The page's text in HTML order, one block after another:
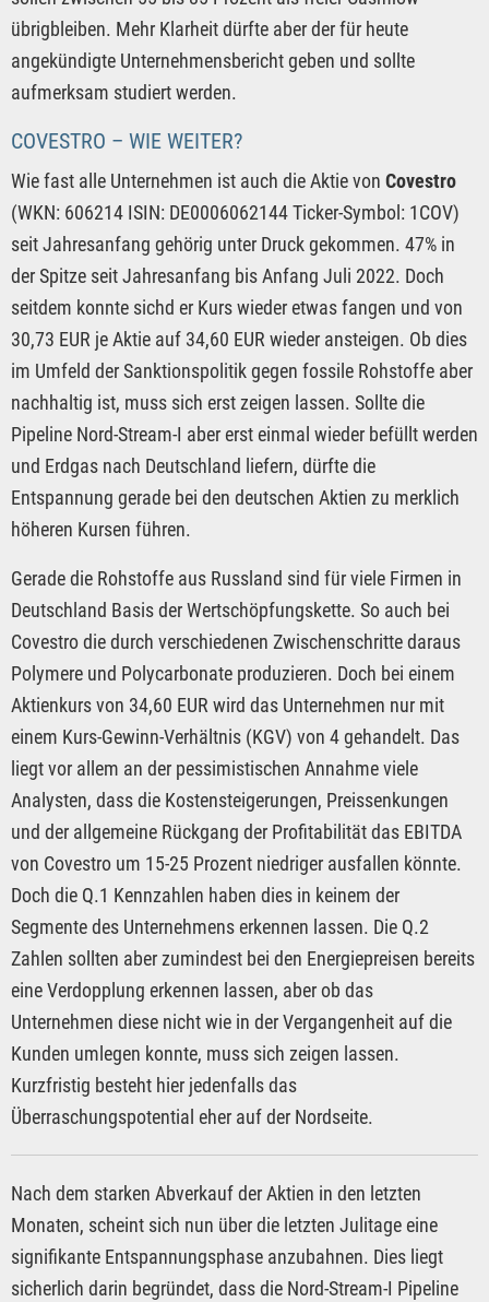
übrigbleiben. Mehr Klarheit dürfte aber der für heute
angekündigte Unternehmensbericht geben und sollte
aufmerksam studiert werden.
COVESTRO – WIE WEITER?
Wie fast alle Unternehmen ist auch die Aktie von Covestro
(WKN: 606214 ISIN: DE0006062144 Ticker-Symbol: 1COV)
seit Jahresanfang gehörig unter Druck gekommen. 47% in
der Spitze seit Jahresanfang bis Anfang Juli 2022. Doch
seitdem konnte sichd er Kurs wieder etwas fangen und von
30,73 EUR je Aktie auf 34,60 EUR wieder ansteigen. Ob dies
im Umfeld der Sanktionspolitik gegen fossile Rohstoffe aber
nachhaltig ist, muss sich erst zeigen lassen. Sollte die
Pipeline Nord-Stream-I aber erst einmal wieder befüllt werden
und Erdgas nach Deutschland liefern, dürfte die
Entspannung gerade bei den deutschen Aktien zu merklich
höheren Kursen führen.
Gerade die Rohstoffe aus Russland sind für viele Firmen in
Deutschland Basis der Wertschöpfungskette. So auch bei
Covestro die durch verschiedenen Zwischenschritte daraus
Polymere und Polycarbonate produzieren. Doch bei einem
Aktienkurs von 34,60 EUR wird das Unternehmen nur mit
einem Kurs-Gewinn-Verhältnis (KGV) von 4 gehandelt. Das
liegt vor allem an der pessimistischen Annahme viele
Analysten, dass die Kostensteigerungen, Preissenkungen
und der allgemeine Rückgang der Profitabilität das EBITDA
von Covestro um 15-25 Prozent niedriger ausfallen könnte.
Doch die Q.1 Kennzahlen haben dies in keinem der
Segmente des Unternehmens erkennen lassen. Die Q.2
Zahlen sollten aber zumindest bei den Energiepreisen bereits
eine Verdopplung erkennen lassen, aber ob das
Unternehmen diese nicht wie in der Vergangenheit auf die
Kunden umlegen konnte, muss sich zeigen lassen.
Kurzfristig besteht hier jedenfalls das
Überraschungspotential eher auf der Nordseite.
Nach dem starken Abverkauf der Aktien in den letzten
Monaten, scheint sich nun über die letzten Julitage eine
signifikante Entspannungsphase anzubahnen. Dies liegt
sicherlich darin begründet, dass die Nord-Stream-I Pipeline